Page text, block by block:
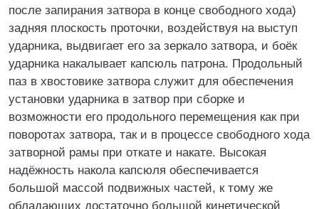
после запирания затвора в конце свободного хода)
задняя плоскость проточки, воздействуя на выступ
ударника, выдвигает его за зеркало затвора, и боёк
ударника накалывает капсюль патрона. Продольный
паз в хвостовике затвора служит для обеспечения
установки ударника в затвор при сборке и
возможности его продольного перемещения как при
поворотах затвора, так и в процессе свободного хода
затворной рамы при откате и накате. Высокая
надёжность накола капсюля обеспечивается
большой массой подвижных частей, к тому же
обладающих достаточно большой кинетической